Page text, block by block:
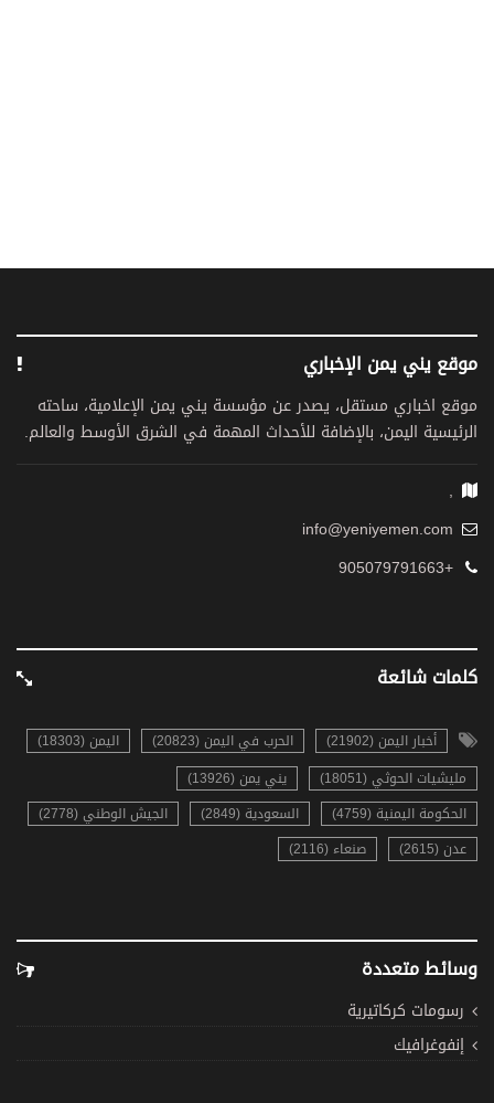
موقع يني يمن الإخباري
موقع اخباري مستقل، يصدر عن مؤسسة يني يمن الإعلامية، ساحته
الرئيسية اليمن، بالإضافة للأحداث المهمة في الشرق الأوسط والعالم.
,
info@yeniyemen.com
+905079791663
كلمات شائعة
أخبار اليمن (21902) الحرب في اليمن (20823)
اليمن (18303)
مليشيات الحوثي (18051)
يني يمن (13926)
الحكومة اليمنية (4759)
السعودية (2849)
الجيش الوطني (2778)
عدن (2615)
صنعاء (2116)
وسائط متعددة
رسومات كركاتيرية
إنفوغرافيك